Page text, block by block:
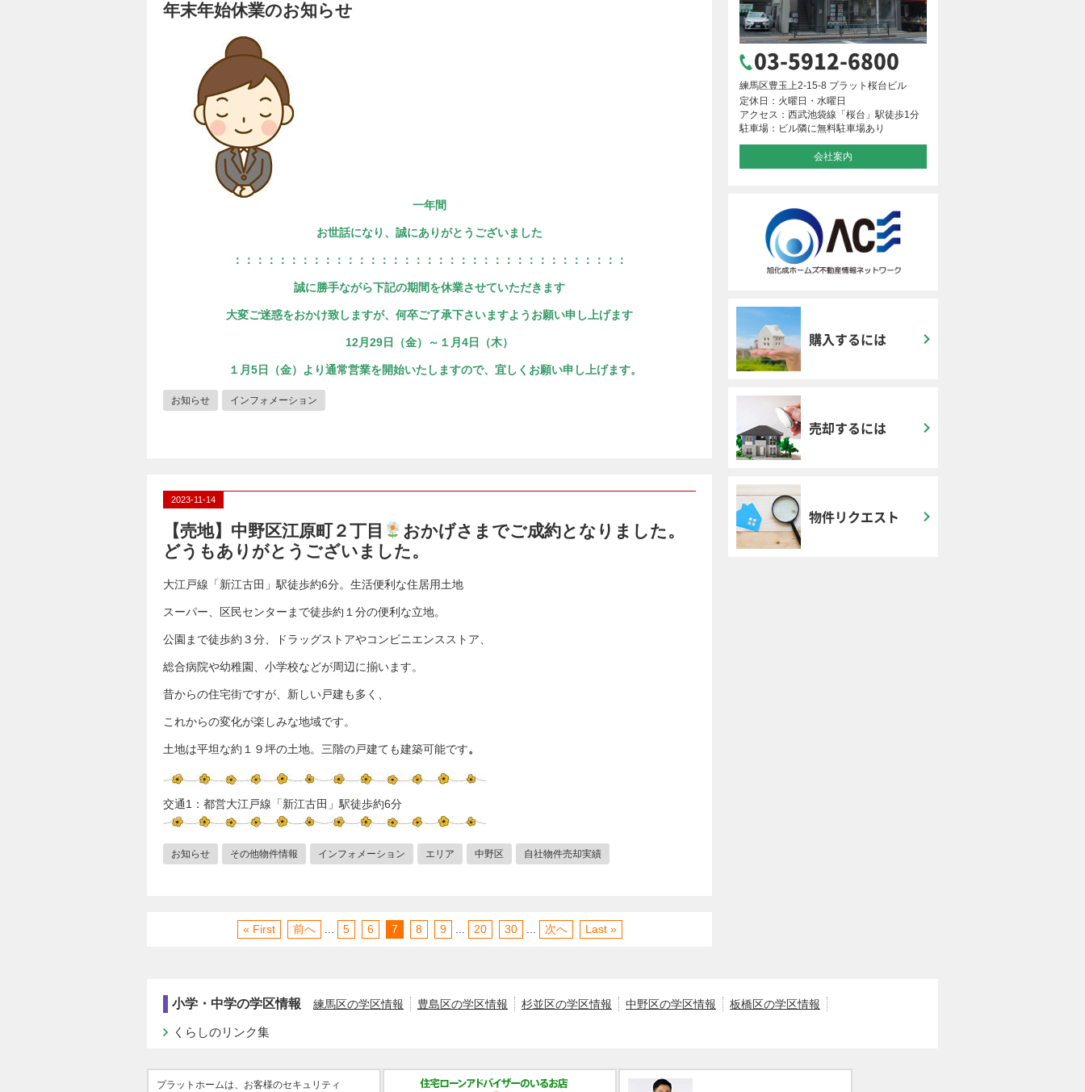
年末年始休業のお知らせ
一年間
お世話になり、誠にありがとうございました
：：：：：：：：：：：：：：：：：：：：：：：：：：：：：：：：：：：
誠に勝手ながら下記の期間を休業させていただきます
大変ご迷惑をおかけ致しますが、何卒ご了承下さいますようお願い申し上げます
12月29日（金）～１月4日（木）
１月5日（金）より通常営業を開始いたしますので、宜しくお願い申し上げます。
お知らせ インフォメーション
2023-11-14
【売地】中野区江原町２丁目
おかげさまでご成約となりました。
どうもありがとうございました。
大江戸線「新江古田」駅徒歩約6分。生活便利な住居用土地
スーパー、区民センターまで徒歩約１分の便利な立地。
公園まで徒歩約３分、ドラッグストアやコンビニエンスストア、
総合病院や幼稚園、小学校などが周辺に揃います。
昔からの住宅街ですが、新しい戸建も多く、
これからの変化が楽しみな地域です。
土地は平坦な約１９坪の土地。三階の戸建ても建築可能です。
交通1：都営大江戸線「新江古田」駅徒歩約6分
お知らせ その他物件情報 インフォメーション エリア 中野区 自社物件売却実績
« First 前へ 5 6 7 8 9 20 30 次へ Last »
03-5912-6800
練馬区豊玉上2-15-8 プラット桜台ビル
定休日：火曜日・水曜日
アクセス：西武池袋線「桜台」駅徒歩1分
駐車場：ビル隣に無料駐車場あり
会社案内
購入するには
売却するには
物件リクエスト
小学・中学の学区情報 練馬区の学区情報 豊島区の学区情報 杉並区の学区情報 中野区の学区情報 板橋区の学区情報
くらしのリンク集
プラットホームは、お客様のセキュリティ